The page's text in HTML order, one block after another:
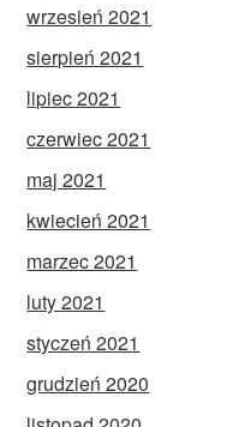
wrzesień 2021
sierpień 2021
lipiec 2021
czerwiec 2021
maj 2021
kwiecień 2021
marzec 2021
luty 2021
styczeń 2021
grudzień 2020